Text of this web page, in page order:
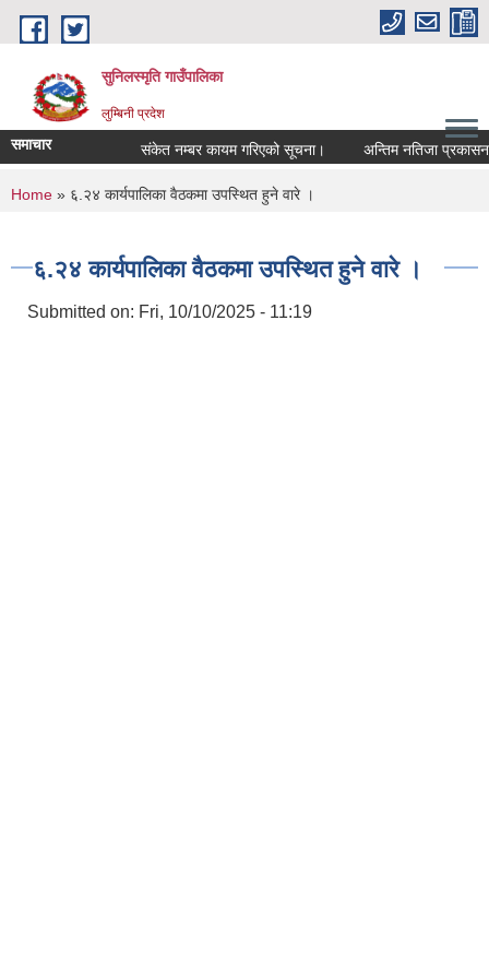
Skip to main content
सुनिलस्मृति गाउँपालिका
लुम्बिनी प्रदेश
समाचार संकेत नम्बर कायम गरिएको सूचना। अन्तिम नतिजा प्रकासन
You are here
Home » ६.२४ कार्यपालिका वैठकमा उपस्थित हुने वारे ।
६.२४ कार्यपालिका वैठकमा उपस्थित हुने वारे ।
Submitted on: Fri, 10/10/2025 - 11:19